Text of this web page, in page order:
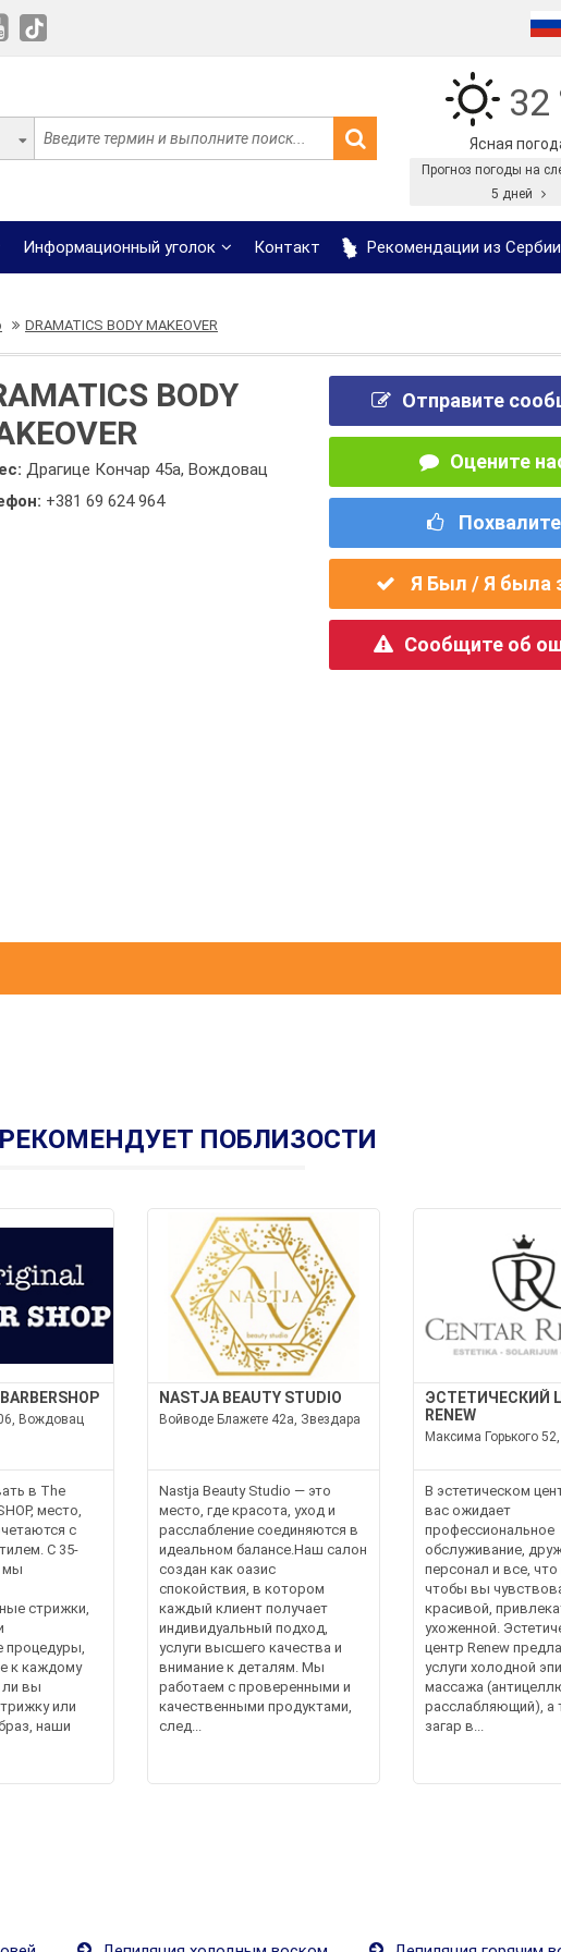
32
Ясная
Прогноз погоды на
5 дней
Информационный уголок Контакт Рекомендации из Сербии
DRAMATICS BODY MAKEOVER
BODY
Драгице Кончар 45а, Вождовац
+381 69 624 964
Отправите
Оцените
Похвалите
Я Был / Я была
Сообщите об
РЕКОМЕНДУЕТ ПОБЛИЗОСТИ
Вождовац
в The
место,
с
С 35-
мы
стрижки,
процедуры,
к каждому
ли вы
или
наши
NASTJA BEAUTY STUDIO
Войводе Блажете 42а, Звездара
Nastja Beauty Studio — это
место, где красота, уход и
расслабление соединяются в
идеальном балансе.Наш салон
создан как оазис
спокойствия, в котором
каждый клиент получает
индивидуальный подход,
услуги высшего качества и
внимание к деталям. Мы
работаем с проверенными и
качественными продуктами,
след...
ЭСТЕТИЧЕСКИЙ
RENEW
Максима Горького
В эстетическом
вас ожидает
профессиональное
обслуживание,
персонал и все,
чтобы вы
красивой,
ухоженной.
центр Renew
услуги холодной
массажа
расслабляющий), а
загар в...